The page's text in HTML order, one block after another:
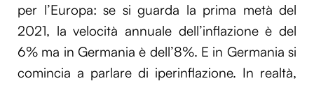
per l’Europa: se si guarda la prima metà del
2021, la velocità annuale dell’inflazione è del
6% ma in Germania è dell’8%. E in Germania si
comincia a parlare di iperinflazione. In realtà,